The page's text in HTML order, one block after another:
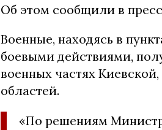
Об этом сообщили в
Военные, находясь в
боевыми действиями,
военных частях
областей.
«По решениям